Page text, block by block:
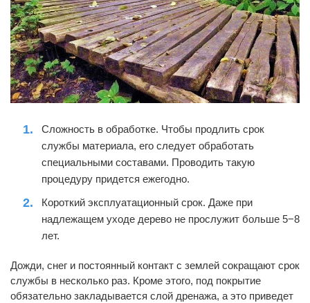
Сложность в обработке. Чтобы продлить срок
службы материала, его следует обработать
специальными составами. Проводить такую
процедуру придется ежегодно.
Короткий эксплуатационный срок. Даже при
надлежащем уходе дерево не прослужит больше 5−8
лет.
Дожди, снег и постоянный контакт с землей сокращают срок
службы в несколько раз. Кроме этого, под покрытие
обязательно закладывается слой дренажа, а это приведет